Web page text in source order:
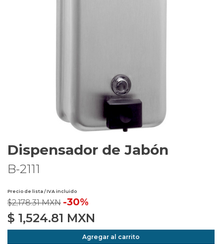
Dispensador de Jabón
B-2111
Precio de lista / IVA incluido
$2,178.31 MXN -30%
$ 1,524.81 MXN
Agregar al carrito